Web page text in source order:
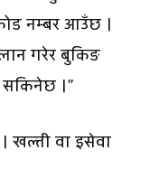
नम्बर आउँछ ।
गरेर बुकिङ
सकिनेछ ।”
। खल्ती वा इसेवा